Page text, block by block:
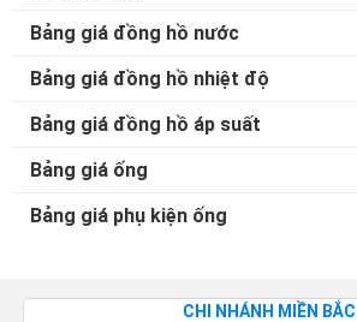
Bảng giá đồng hồ nước
Bảng giá đồng hồ nhiệt độ
Bảng giá đồng hồ áp suất
Bảng giá ống
Bảng giá phụ kiện ống
CHI NHÁNH MIỀN BẮC